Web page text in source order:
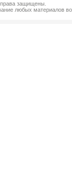
защищены.
любых материалов